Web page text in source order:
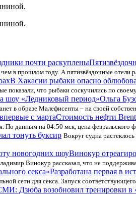
в прошлом году. А пятизвёздочные
В Хакасии рыбаки опасно
показали, что рыбаки соскучились по
Ольга
в образе Малефисенты – на своей
Стоимость нефти
По данным на 04:50 мск, цена февральского
тонуть буксир Вокруг судна
Винокур
Винокур рассказал, что не
Разработана первая в
сети для секса. Запуск
Дзюба возобновил тренировки в